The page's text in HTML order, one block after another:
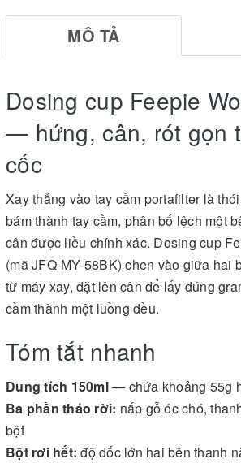
MÔ TẢ
Dosing cup Feepie
— hứng, cân, rót gọn
cốc
Xay thẳng vào tay cầm portafilter là
bám thành tay cầm, phân bố lệch một
cân được liều chính xác. Dosing cup
(mã JFQ-MY-58BK) chen vào giữa
từ máy xay, đặt lên cân để lấy đúng
cầm thành một luồng đều.
Tóm tắt nhanh
Dung tích 150ml— chứa khoảng 55g
Ba phần tháo rời: nắp gỗ óc chó,
bột
Bột rơi hết: độ dốc lớn hai bên thanh